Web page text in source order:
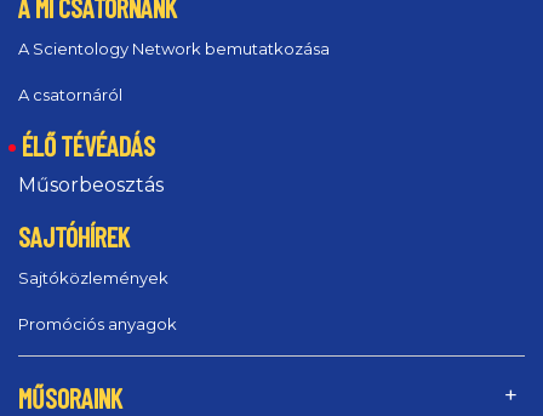
A MI CSATORNÁNK
A Scientology Network bemutatkozása
A csatornáról
ÉLŐ TÉVÉADÁS
Műsorbeosztás
SAJTÓHÍREK
Sajtóközlemények
Promóciós anyagok
MŰSORAINK